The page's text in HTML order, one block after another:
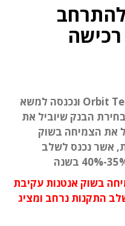
שינתה את שמה ל-Orbit Technologies ונכנסה למשא
הבנק שיוביל את
את הצמיחה בשוק
אשר נכנס לשלב
בשוק אנטנות עקיבת
התקנות נרחב ומציג